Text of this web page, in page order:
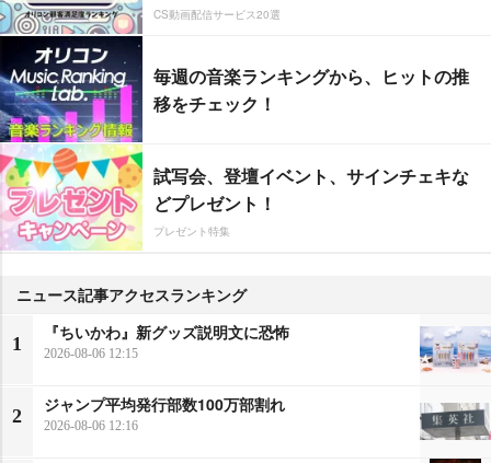
CS動画配信サービス20選
毎週の音楽ランキングから、ヒットの推
移をチェック！
試写会、登壇イベント、サインチェキな
どプレゼント！
プレゼント特集
ニュース記事アクセスランキング
1
『ちいかわ』新グッズ説明文に恐怖
2026-08-06 12:15
2
ジャンプ平均発行部数100万部割れ
2026-08-06 12:16